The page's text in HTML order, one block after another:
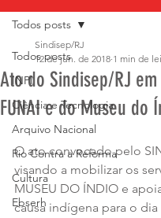
Todos posts
INPI
Ciência e Tecnologia
Arquivo Nacional
Rio Contra a Reforma
Cultura
Ebserh
Todos posts
Ato do Sindisep/RJ
FUNAI e do Museu do
Sindisep/RJ
12 de jun. de 2018 1 min de
O ato convocado pelo
visando a mobilizar os
MUSEU DO ÍNDIO e
causa indígena para o dia